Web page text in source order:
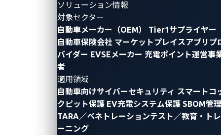
ソリューション情報
対象セクター
自動車メーカー（OEM）
Tier1サプライヤー
自動車保険会社 マーケットプレイスアプリプ
バイダー EVSEメーカー 充電ポイント運営事
者
適用領域
自動車向けサイバーセキュリティ スマートコ
クピット保護 EV充電システム保護 SBOM管理
TARA／ペネトレーションテスト／教育・トレ
ーニング
Automotive)
Google社のセキュリティリサーチャーTavis Ormandy
氏が最近明らかにしたところによると、米国半導体企
業AMDのマイクロアーキテクチャZen 2において重大
脆弱性が存在することが露見しました。
付けられたこの脆弱性は、悪用されると、コアごとに
毎秒30キロビットという驚異的な速度で 機密データが
する可能性があり、深刻な脅威をもたらしま
キーとパスワード